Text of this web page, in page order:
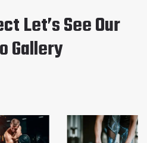
Let’s See Our
Gallery